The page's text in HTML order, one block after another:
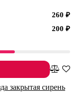
260 ₽
200 ₽